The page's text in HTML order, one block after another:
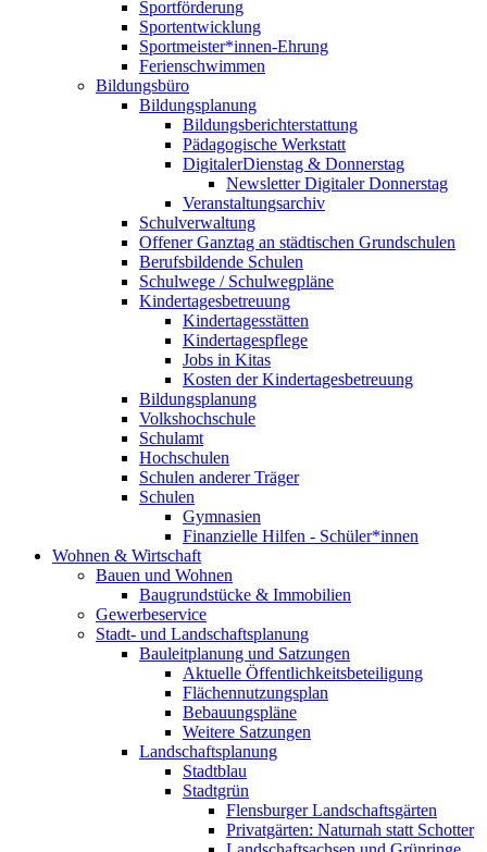
Sportförderung
Sportentwicklung
Sportmeister*innen-Ehrung
Ferienschwimmen
Bildungsbüro
Bildungsplanung
Bildungsberichterstattung
Pädagogische Werkstatt
DigitalerDienstag & Donnerstag
Newsletter Digitaler Donnerstag
Veranstaltungsarchiv
Schulverwaltung
Offener Ganztag an städtischen Grundschulen
Berufsbildende Schulen
Schulwege / Schulwegpläne
Kindertagesbetreuung
Kindertagesstätten
Kindertagespflege
Jobs in Kitas
Kosten der Kindertagesbetreuung
Bildungsplanung
Volkshochschule
Schulamt
Hochschulen
Schulen anderer Träger
Schulen
Gymnasien
Finanzielle Hilfen - Schüler*innen
Wohnen & Wirtschaft
Bauen und Wohnen
Baugrundstücke & Immobilien
Gewerbeservice
Stadt- und Landschaftsplanung
Bauleitplanung und Satzungen
Aktuelle Öffentlichkeitsbeteiligung
Flächennutzungsplan
Bebauungspläne
Weitere Satzungen
Landschaftsplanung
Stadtblau
Stadtgrün
Flensburger Landschaftsgärten
Privatgärten: Naturnah statt Schotter